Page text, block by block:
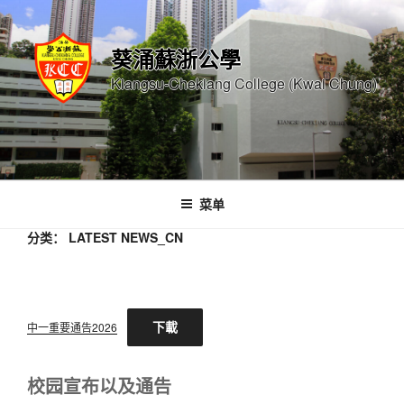
跳
至
内
容
葵涌蘇浙公學
Kiangsu-Chekiang College (Kwai Chung)
菜单
分类： LATEST NEWS_CN
中一重要通告2026 下載
校园宣布以及通告